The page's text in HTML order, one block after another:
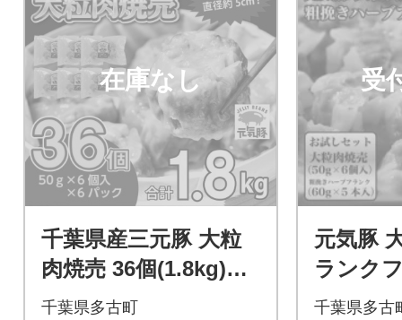
在庫なし
千葉県産三元豚 大粒
肉焼売 36個(1.8kg)元
気豚100%使用 冷凍
千葉県多古町
受
元気豚
ランク
セット
千葉県多古